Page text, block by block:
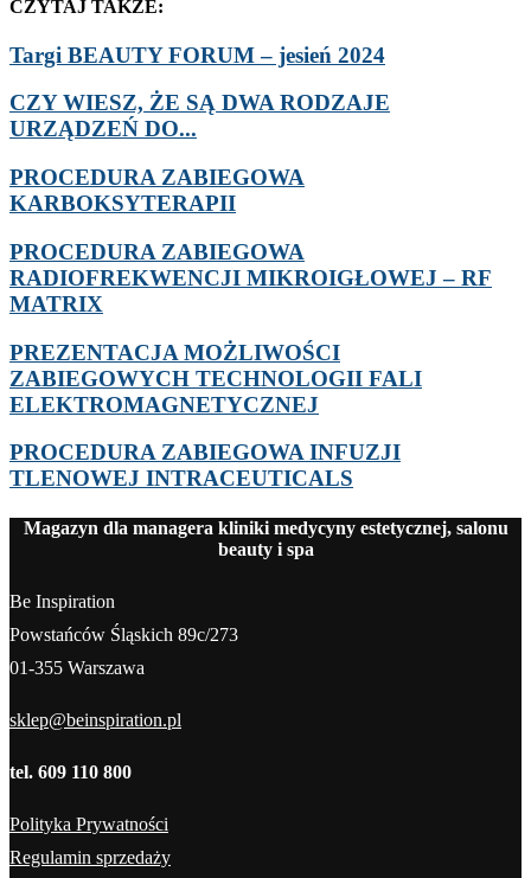
CZYTAJ TAKŻE:
Targi BEAUTY FORUM – jesień 2024
CZY WIESZ, ŻE SĄ DWA RODZAJE
URZĄDZEŃ DO...
PROCEDURA ZABIEGOWA
KARBOKSYTERAPII
PROCEDURA ZABIEGOWA
RADIOFREKWENCJI MIKROIGŁOWEJ – RF
MATRIX
PREZENTACJA MOŻLIWOŚCI
ZABIEGOWYCH TECHNOLOGII FALI
ELEKTROMAGNETYCZNEJ
PROCEDURA ZABIEGOWA INFUZJI
TLENOWEJ INTRACEUTICALS
Magazyn dla managera kliniki medycyny estetycznej, salonu
beauty i spa
Be Inspiration
Powstańców Śląskich 89c/273
01-355 Warszawa
sklep@beinspiration.pl
tel. 609 110 800
Polityka Prywatności
Regulamin sprzedaży